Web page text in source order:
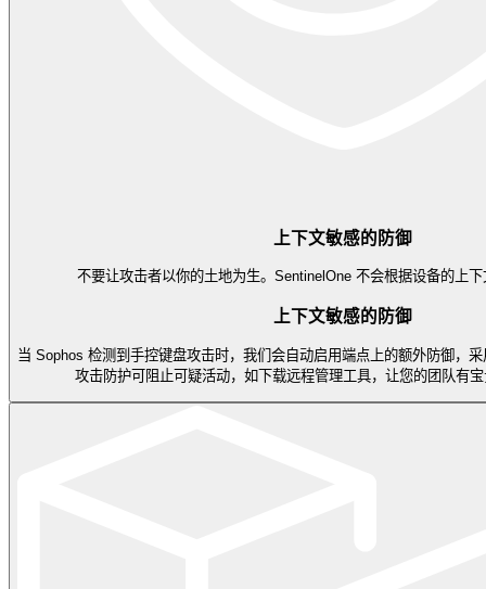
上下文敏感的防御
不要让攻击者以你的土地为生。SentinelOne 不会根据设备的上
上下文敏感的防御
当 Sophos 检测到手控键盘攻击时，我们会自动启用端点上的额外防御，
攻击防护可阻止可疑活动，如下载远程管理工具，让您的团队有